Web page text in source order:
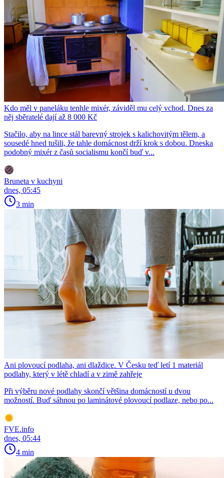
Kdo měl v paneláku tenhle mixér, záviděl mu celý vchod. Dnes za
něj sběratelé dají až 8 000 Kč
Stačilo, aby na lince stál barevný strojek s kalichovitým tělem, a
sousedé hned tušili, že tahle domácnost drží krok s dobou. Dneska
podobný mixér z časů socialismu končí buď v...
Bruneta v kuchyni
dnes, 05:45
3 min
Ani plovoucí podlaha, ani dlaždice. V Česku teď letí 1 materiál
podlahy, který v létě chladí a v zimě zahřeje
Při výběru nové podlahy skončí většina domácností u dvou
možností. Buď sáhnou po laminátové plovoucí podlaze, nebo po...
FVE.info
dnes, 05:44
4 min